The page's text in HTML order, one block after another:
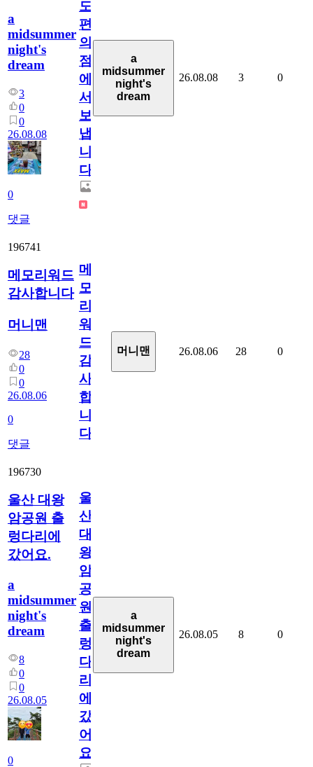
a
midsummer
night's
dream
3
0
0
26.08.08
0
댓글
도
편
의
점
에
서
보
냅
니
다.
a
midsummer
night's
dream
26.08.08 3 0
196741
메모리워드
감사합니다
머니맨
28
0
0
26.08.06
0
댓글
메
모
리
워
드
감
사
합
니
다
머니맨 26.08.06 28 0
196730
울산 대왕
암공원 출
렁다리에
갔어요.
a
midsummer
night's
dream
8
0
0
26.08.05
0
울
산
대
왕
암
공
원
출
렁
다
리
에
갔
어
요.
a
midsummer
night's
dream
26.08.05 8 0